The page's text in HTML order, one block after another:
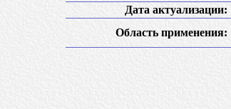
Дата актуализации:
Область применения: